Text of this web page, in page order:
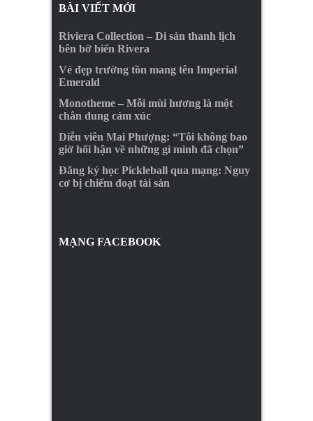
BÀI VIẾT MỚI
Riviera Collection – Di sản thanh lịch
bên bờ biển Rivera
Vẻ đẹp trường tồn mang tên Imperial
Emerald
Monotheme – Mỗi mùi hương là một
chân dung cảm xúc
Diễn viên Mai Phượng: “Tôi không bao
giờ hối hận về những gì mình đã chọn”
Đăng ký học Pickleball qua mạng: Nguy
cơ bị chiếm đoạt tài sản
MẠNG FACEBOOK